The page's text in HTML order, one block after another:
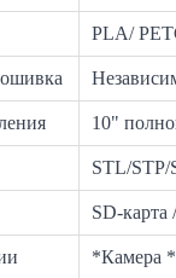
PLA/
10"
STL/STP/
SD-
*Камера